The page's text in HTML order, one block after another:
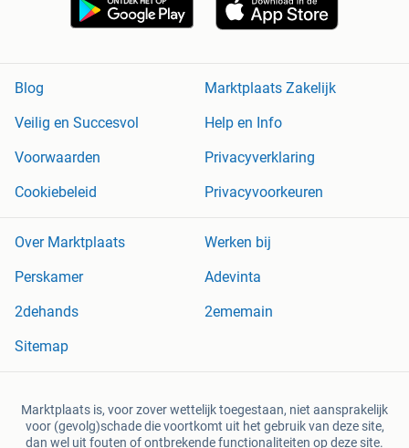
Blog
Marktplaats Zakelijk
Veilig en Succesvol
Help en Info
Voorwaarden
Privacyverklaring
Cookiebeleid
Privacyvoorkeuren
Over Marktplaats
Werken bij
Perskamer
Adevinta
2dehands
2ememain
Sitemap
Marktplaats is, voor zover wettelijk toegestaan, niet aansprakelijk
voor (gevolg)schade die voortkomt uit het gebruik van deze site,
dan wel uit fouten of ontbrekende functionaliteiten op deze site.